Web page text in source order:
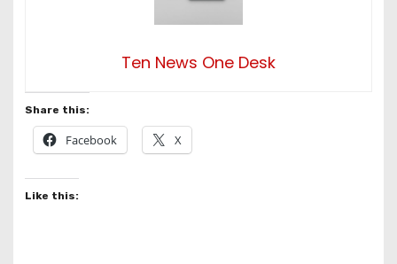
Ten News One Desk
Share this:
Facebook X
Like this: